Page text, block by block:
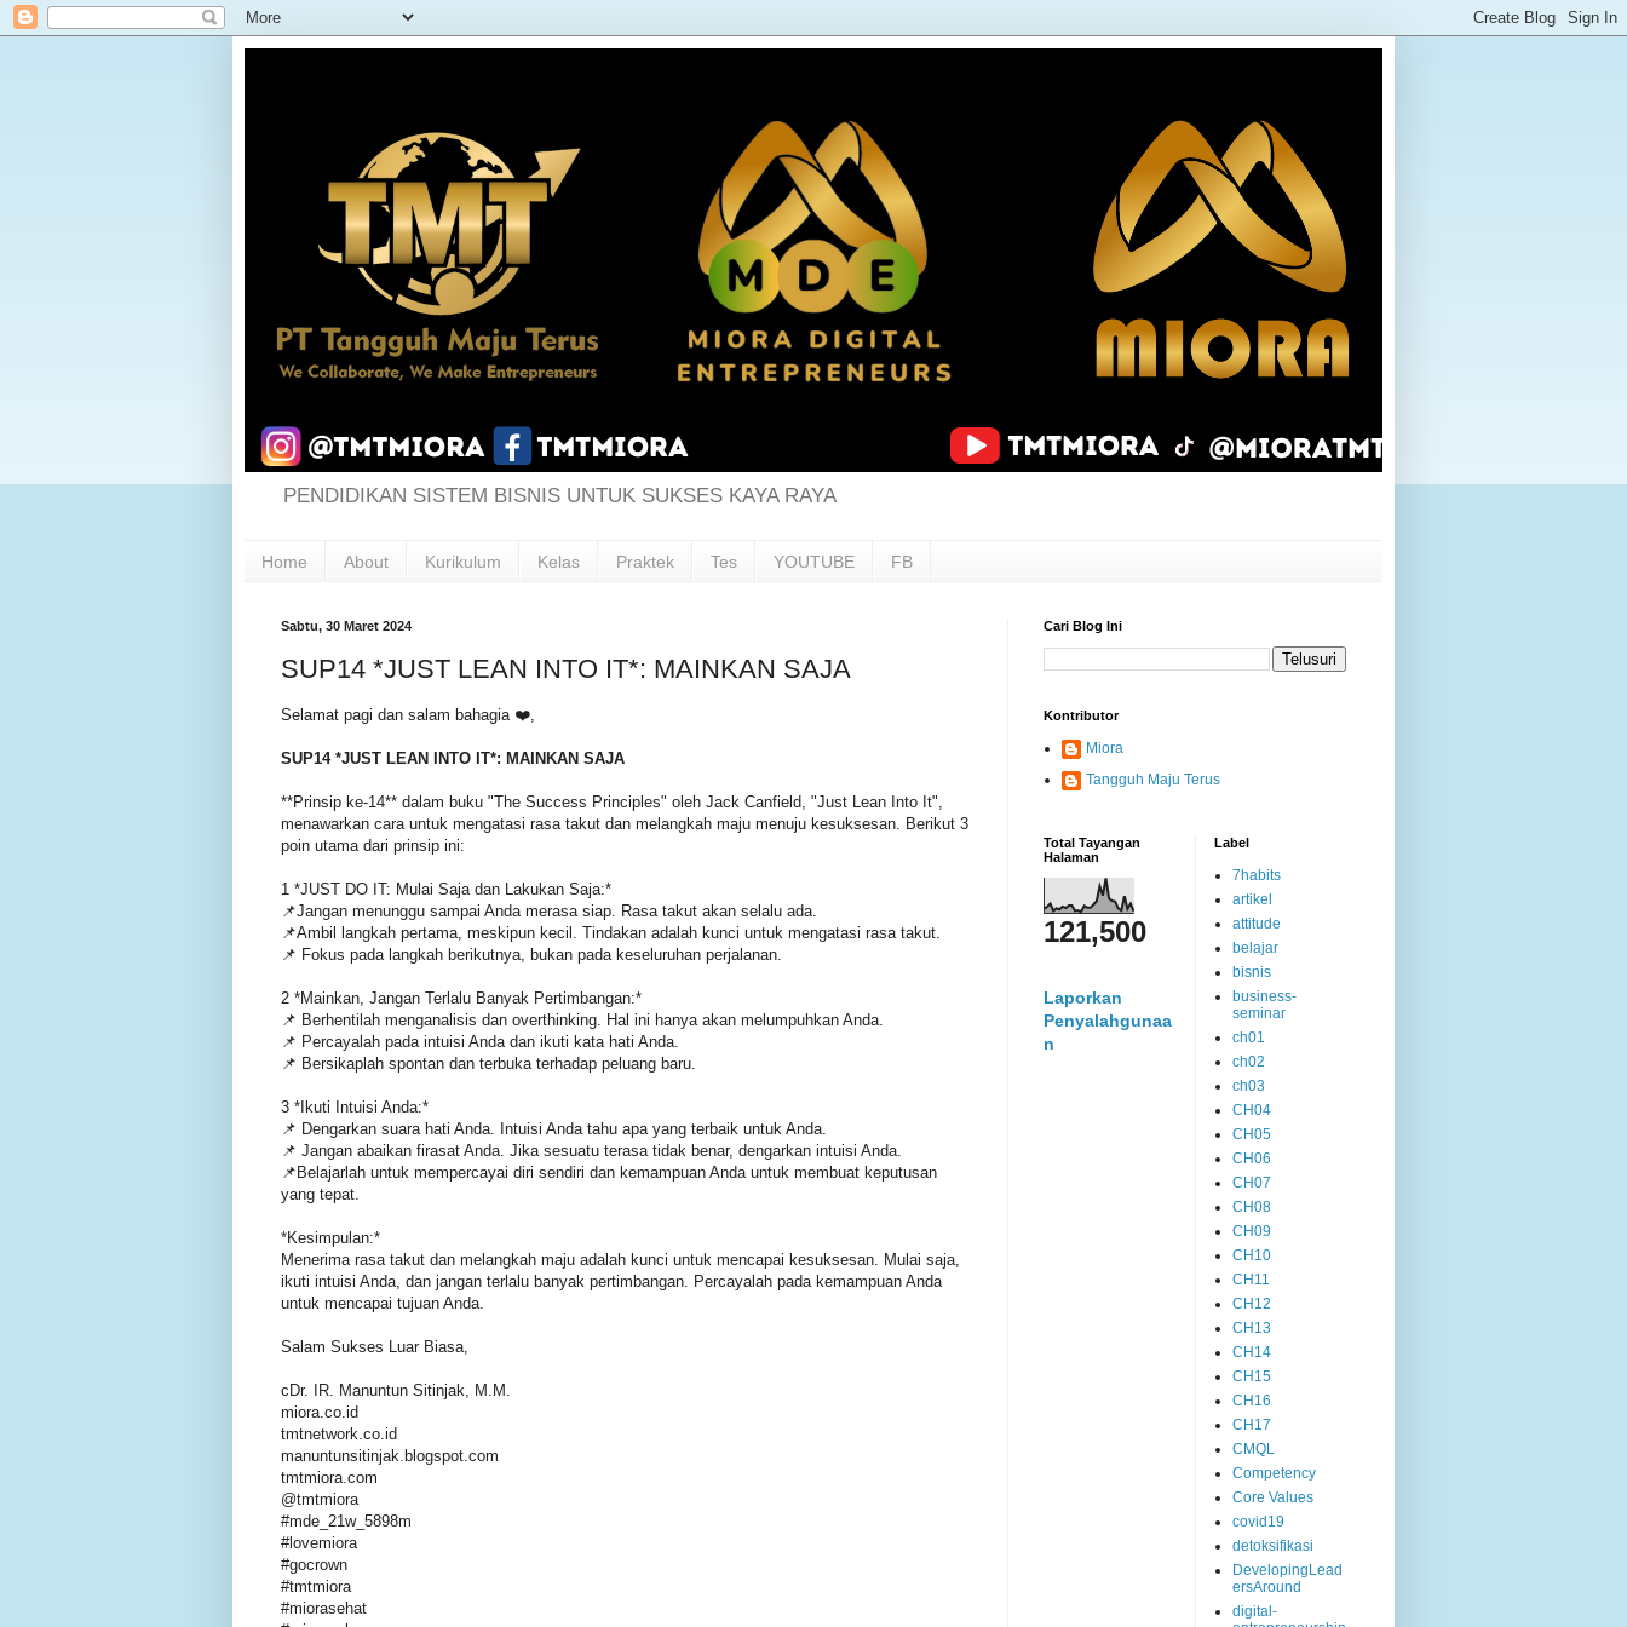
PENDIDIKAN SISTEM BISNIS UNTUK SUKSES KAYA RAYA
Home About Kurikulum Kelas Praktek Tes YOUTUBE FB
Sabtu, 30 Maret 2024
SUP14 *JUST LEAN INTO IT*: MAINKAN SAJA
Selamat pagi dan salam bahagia ❤️,
SUP14 *JUST LEAN INTO IT*: MAINKAN SAJA
**Prinsip ke-14** dalam buku "The Success Principles" oleh Jack Canfield, "Just Lean Into It",
menawarkan cara untuk mengatasi rasa takut dan melangkah maju menuju kesuksesan. Berikut 3
poin utama dari prinsip ini:
1 *JUST DO IT: Mulai Saja dan Lakukan Saja:*
📌Jangan menunggu sampai Anda merasa siap. Rasa takut akan selalu ada.
📌Ambil langkah pertama, meskipun kecil. Tindakan adalah kunci untuk mengatasi rasa takut.
📌 Fokus pada langkah berikutnya, bukan pada keseluruhan perjalanan.
2 *Mainkan, Jangan Terlalu Banyak Pertimbangan:*
📌 Berhentilah menganalisis dan overthinking. Hal ini hanya akan melumpuhkan Anda.
📌 Percayalah pada intuisi Anda dan ikuti kata hati Anda.
📌 Bersikaplah spontan dan terbuka terhadap peluang baru.
3 *Ikuti Intuisi Anda:*
📌 Dengarkan suara hati Anda. Intuisi Anda tahu apa yang terbaik untuk Anda.
📌 Jangan abaikan firasat Anda. Jika sesuatu terasa tidak benar, dengarkan intuisi Anda.
📌Belajarlah untuk mempercayai diri sendiri dan kemampuan Anda untuk membuat keputusan
yang tepat.
*Kesimpulan:*
Menerima rasa takut dan melangkah maju adalah kunci untuk mencapai kesuksesan. Mulai saja,
ikuti intuisi Anda, dan jangan terlalu banyak pertimbangan. Percayalah pada kemampuan Anda
untuk mencapai tujuan Anda.
Salam Sukses Luar Biasa,
cDr. IR. Manuntun Sitinjak, M.M.
miora.co.id
tmtnetwork.co.id
manuntunsitinjak.blogspot.com
tmtmiora.com
@tmtmiora
#mde_21w_5898m
#lovemiora
#gocrown
#tmtmiora
#miorasehat
Cari Blog Ini
Kontributor
Miora
Tangguh Maju Terus
Total Tayangan
Halaman
121,500
Laporkan
Penyalahgunaa
n
Label
7habits
artikel
attitude
belajar
bisnis
business-
seminar
ch01
ch02
ch03
CH04
CH05
CH06
CH07
CH08
CH09
CH10
CH11
CH12
CH13
CH14
CH15
CH16
CH17
CMQL
Competency
Core Values
covid19
detoksifikasi
DevelopingLead
ersAround
digital-